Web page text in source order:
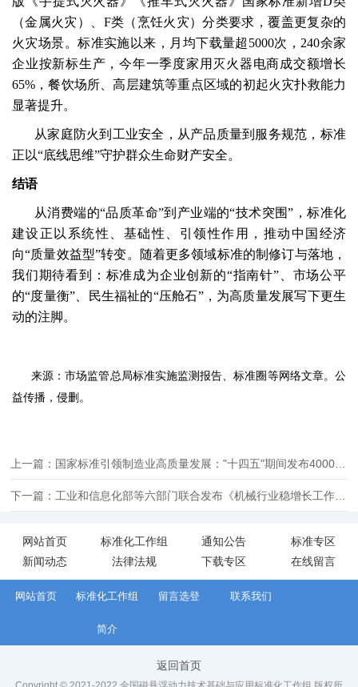
（金属火灾）、F类（烹饪火灾）分类要求，覆盖更复杂的
火灾场景。标准实施以来，月均下载量超5000次，240余家
企业按新标生产，今年一季度家用灭火器电商成交额增长
65%，餐饮场所、高层建筑等重点区域的初起火灾扑救能力
显著提升。
从家庭防火到工业安全，从产品质量到服务规范，标准
正以“底线思维”守护群众生命财产安全。
结语
从消费端的“品质革命”到产业端的“技术突围”，标准化
建设正以系统性、基础性、引领性作用，推动中国经济
向“质量效益型”转变。随着更多领域标准的制修订与落地，
我们期待看到：标准成为企业创新的“指南针”、市场公平
的“度量衡”、民生福祉的“压舱石”，为高质量发展写下更生
动的注脚。
来源：市场监管总局标准实施监测报告、标准圈等网络文章。公
益传播，侵删。
上一篇：国家标准引领制造业高质量发展："十四五"期间发布4000余项先进制造标准
下一篇：工业和信息化部等六部门联合发布《机械行业稳增长工作方案（2025—2026年）》 推动机械行业高质量发展
网站首页 标准化工作组 通知公告
标准专区
新闻动态
法律法规 下载专区 在线留言
网站首页 标准化工作组
简介
留言选登 联系我们
返回首页